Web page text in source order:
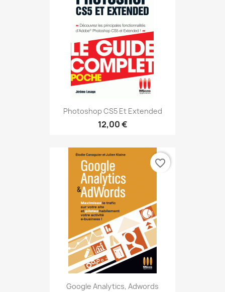
Photoshop CS5 Et Extended
12,00 €
Google Analytics, Adwords
favorite_border